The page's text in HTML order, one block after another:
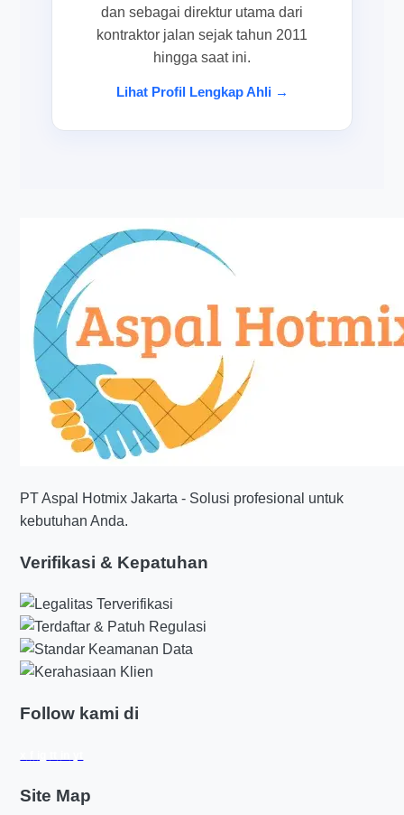
dan sebagai direktur utama dari
kontraktor jalan sejak tahun 2011
hingga saat ini.
Lihat Profil Lengkap Ahli →
PT Aspal Hotmix Jakarta - Solusi profesional untuk
kebutuhan Anda.
Verifikasi & Kepatuhan
Follow kami di
Site Map